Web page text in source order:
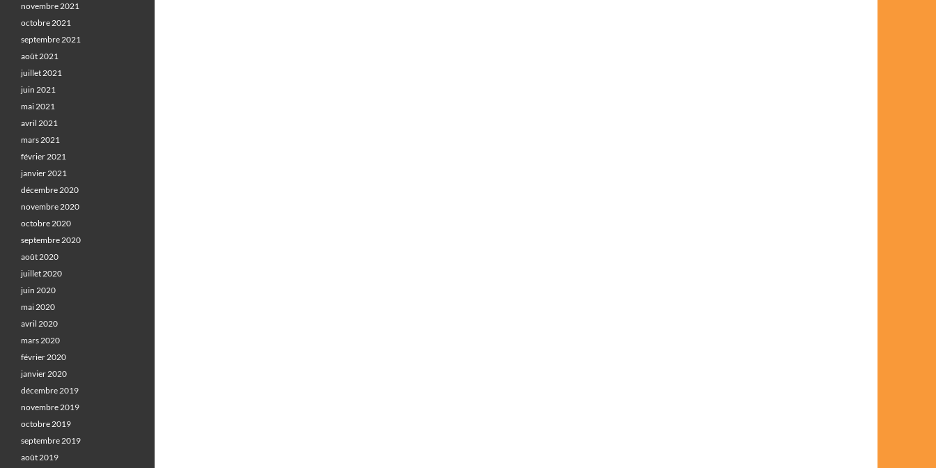
novembre 2021
octobre 2021
septembre 2021
août 2021
juillet 2021
juin 2021
mai 2021
avril 2021
mars 2021
février 2021
janvier 2021
décembre 2020
novembre 2020
octobre 2020
septembre 2020
août 2020
juillet 2020
juin 2020
mai 2020
avril 2020
mars 2020
février 2020
janvier 2020
décembre 2019
novembre 2019
octobre 2019
septembre 2019
août 2019